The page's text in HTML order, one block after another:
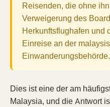
Reisenden, die ohne
Verweigerung des
Herkunftsflughafen und
Einreise an der
Einwanderungsbehörde.
Dies ist eine der am
Malaysia, und die Antwort